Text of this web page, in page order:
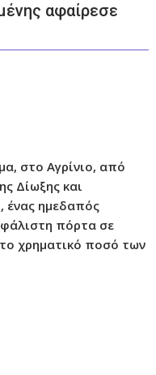
αφαίρεσε
στο Αγρίνιο, από
Δίωξης και
ένας ημεδαπός
πόρτα σε
το χρηματικό ποσό των